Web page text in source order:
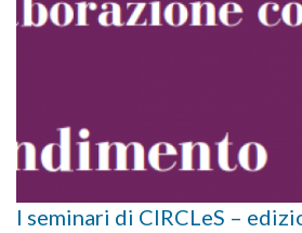
I seminari di CIRCLeS –